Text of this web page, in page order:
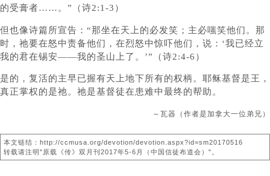
的受膏者……。”（诗2:1-3）
但也像诗篇所宣告：“那坐在天上的必发笑；主必嗤笑他们。那
时，祂要在怒中责备他们，在烈怒中惊吓他们，说：‘我已经立
我的君在锡安——我的圣山上了。’”（诗2:4-6）
是的，复活的主早已握有天上地下所有的权柄。耶稣基督是王，
真正掌权的是祂。祂是基督徒在患难中最终的帮助。
～瓦器（作者是加拿大一位弟兄）
本文链结：http://ccmusa.org/devotion/devotion.aspx?id=sm20170516
转载请注明"原载《传》双月刊2017年5-6月（中国信徒布道会）"。